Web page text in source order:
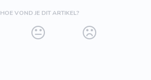
HOE VOND JE DIT ARTIKEL?